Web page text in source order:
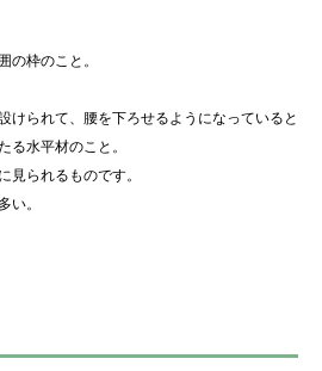
の枠のこと。
けられて、腰を下ろせるようになっていると
る水平材のこと。
見られるものです。
い。